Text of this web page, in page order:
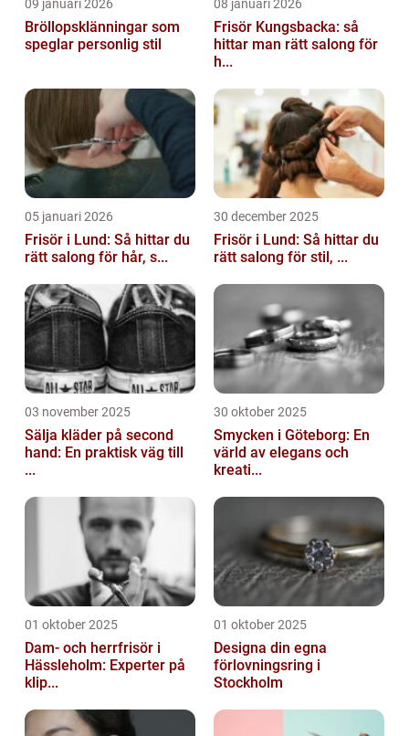
09 januari 2026
Bröllopsklänningar som
speglar personlig stil
08 januari 2026
Frisör Kungsbacka: så
hittar man rätt salong för
h...
05 januari 2026
Frisör i Lund: Så hittar du
rätt salong för hår, s...
30 december 2025
Frisör i Lund: Så hittar du
rätt salong för stil, ...
03 november 2025
Sälja kläder på second
hand: En praktisk väg till
...
30 oktober 2025
Smycken i Göteborg: En
värld av elegans och
kreati...
01 oktober 2025
Dam- och herrfrisör i
Hässleholm: Experter på
klip...
01 oktober 2025
Designa din egna
förlovningsring i
Stockholm